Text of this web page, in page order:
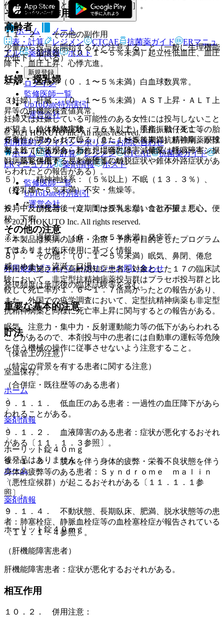
作用を増強すると考えられている）］。
高齢者
少量から投与を開始するなど注意すること（一般に生理機能
が低下している）。
妊婦・授乳婦
（妊婦）
妊婦又は妊娠している可能性のある女性には投与しないこと
が望ましい（動物実験（ラット）で、流産、胎仔死亡等の胎
仔毒性が認められている。また、妊娠後期に抗精神病薬が投
与されている場合、新生児に哺乳障害、傾眠、呼吸障害、振
戦、筋緊張低下、易刺激性等の離脱症状や錐体外路症状があ
らわれたとの報告がある）。
（授乳婦）
投与中及び投与後一定期間は授乳しないことが望ましい。
その他の注意
１５．１． 臨床使用に基づく情報
外国で実施された高齢認知症患者を対象とした１７の臨床試
験において、非定型抗精神病薬投与群はプラセボ投与群と比
較して死亡率が１．６〜１．７倍高かったとの報告があり、
また、外国での疫学調査において、定型抗精神病薬も非定型
抗精神病薬と同様に死亡率上昇に関与するとの報告がある。
貯法
（保管上の注意）
室温保存。
ホーム
薬剤情報
ホーリット錠４０ｍｇ
後発品はありません
ホーム
薬剤情報
ホーリット錠４０ｍｇ
その他の副作用
１１．２． その他の副作用
１）． 循環器：（０．１〜５％未満）起立性低血圧、血圧
降下、血圧上昇、心悸亢進。
２）． 血液：（０．１〜５％未満）白血球数異常。
３）． 肝臓：（０．１〜５％未満）ＡＳＴ上昇・ＡＬＴ上
昇等の肝機能検査値異常。
４）． 錐体外路症状：（５％以上）手指振戦（１１．
６％）、アカシジア等、（０．１〜５％未満）筋強剛、眼球
挙上等［症状があらわれた場合には、減量又は抗パーキンソ
ン病薬を併用することが望ましい］。
５）． 精神神経系：（５％以上）不眠（１３．３％）、
（０．１〜５％未満）不安・焦燥等。
６）． 消化器：（０．１〜５％未満）食欲不振、悪心、便
秘、下痢。
７）． 過敏症：（０．１〜５％未満）発疹等。
８）． その他：（０．１〜５％未満）眠気、鼻閉、倦怠
感、めまい、流涎、口渇。
発現頻度は承認後の臨床試験等を含む。
重要な基本的注意
眠気、注意力・集中力・反射運動能力等の低下があらわれる
ことがあるので、本剤投与中の患者には自動車の運転等危険
を伴う機械の操作に従事させないよう注意すること。
（特定の背景を有する患者に関する注意）
（合併症・既往歴等のある患者）
９．１．１． 低血圧のある患者：一過性の血圧降下があら
われることがある。
９．１．２． 血液障害のある患者：症状が悪化するおそれ
がある〔１１．１．３参照〕。
９．１．３． 脱水を伴う身体的疲弊・栄養不良状態を伴う
身体的疲弊等のある患者：Ｓｙｎｄｒｏｍｅ ｍａｌｉｎ
（悪性症候群）が起こるおそれがある〔１１．１．１参
照〕。
９．１．４． 不動状態、長期臥床、肥満、脱水状態等の患
者：肺塞栓症、静脈血栓症等の血栓塞栓症が報告されている
〔１１．１．４参照〕。
（肝機能障害患者）
肝機能障害患者：症状が悪化するおそれがある。
相互作用
１０．２． 併用注意：
ホーム
ノート
表・計算
レジメン CTCAE 抗菌薬ガイド
ERマニュ
アル
薬剤情報 ポスト
新規登録
ログイン
監修医師一覧
UpToDate特別割引
運営会社
© 2021 HOKUTO Inc. All rights reserved.
利用規約プライバシーポリシーお問い合わせ
ホーム
表・計算 レジメン CTCAE
抗菌薬ガイド
ERマニュアル
薬剤情報 ポスト
監修医師一覧
UpToDate特別割引
運営会社
© 2021 HOKUTO Inc. All rights reserved.
※本製品は疾病の診断・治療・予防を目的としたプログラム
ではありません。
利用規約プライバシーポリシーお問い合わせ